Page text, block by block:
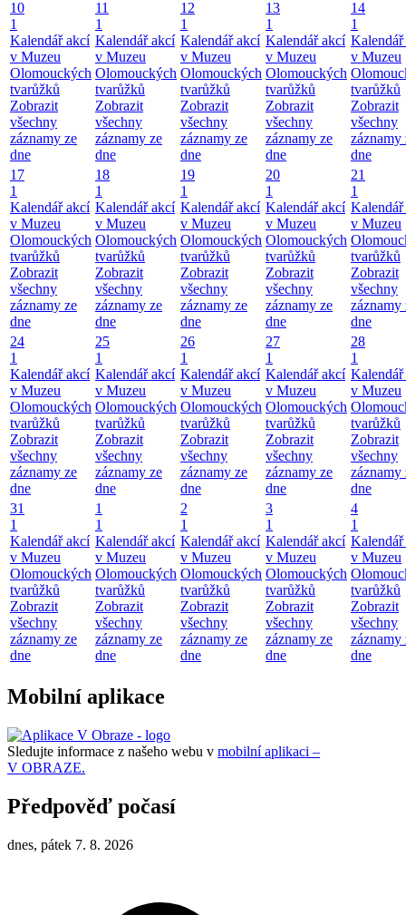
10
1
Kalendář akcí
v Muzeu
Olomouckých
tvarůžků
Zobrazit
všechny
záznamy ze
dne
11
1
Kalendář akcí
v Muzeu
Olomouckých
tvarůžků
Zobrazit
všechny
záznamy ze
dne
12
1
Kalendář akcí
v Muzeu
Olomouckých
tvarůžků
Zobrazit
všechny
záznamy ze
dne
13
1
Kalendář akcí
v Muzeu
Olomouckých
tvarůžků
Zobrazit
všechny
záznamy ze
dne
14
1
v Muzeu
tvarůžků
Zobrazit
všechny
záznamy
dne
17
1
Kalendář akcí
v Muzeu
Olomouckých
tvarůžků
Zobrazit
všechny
záznamy ze
dne
18
1
Kalendář akcí
v Muzeu
Olomouckých
tvarůžků
Zobrazit
všechny
záznamy ze
dne
19
1
Kalendář akcí
v Muzeu
Olomouckých
tvarůžků
Zobrazit
všechny
záznamy ze
dne
20
1
Kalendář akcí
v Muzeu
Olomouckých
tvarůžků
Zobrazit
všechny
záznamy ze
dne
21
1
v Muzeu
tvarůžků
Zobrazit
všechny
záznamy
dne
24
1
Kalendář akcí
v Muzeu
Olomouckých
tvarůžků
Zobrazit
všechny
záznamy ze
dne
25
1
Kalendář akcí
v Muzeu
Olomouckých
tvarůžků
Zobrazit
všechny
záznamy ze
dne
26
1
Kalendář akcí
v Muzeu
Olomouckých
tvarůžků
Zobrazit
všechny
záznamy ze
dne
27
1
Kalendář akcí
v Muzeu
Olomouckých
tvarůžků
Zobrazit
všechny
záznamy ze
dne
28
1
v Muzeu
tvarůžků
Zobrazit
všechny
záznamy
dne
31
1
Kalendář akcí
v Muzeu
Olomouckých
tvarůžků
Zobrazit
všechny
záznamy ze
dne
1
1
Kalendář akcí
v Muzeu
Olomouckých
tvarůžků
Zobrazit
všechny
záznamy ze
dne
2
1
Kalendář akcí
v Muzeu
Olomouckých
tvarůžků
Zobrazit
všechny
záznamy ze
dne
3
1
Kalendář akcí
v Muzeu
Olomouckých
tvarůžků
Zobrazit
všechny
záznamy ze
dne
4
1
v Muzeu
tvarůžků
Zobrazit
všechny
záznamy
dne
Mobilní aplikace
Sledujte informace z našeho webu v mobilní aplikaci –
V OBRAZE.
Předpověď počasí
dnes, pátek 7. 8. 2026